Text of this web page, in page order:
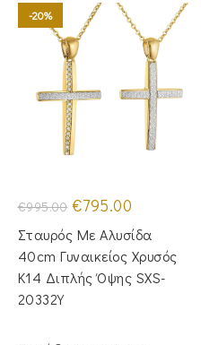
-20%
€995.00 Original
price
was:
€995.00.
€795.00
τιμή
είναι:
€795.00.
Σταυρός Με Αλυσίδα
40cm Γυναικείος Χρυσός
Κ14 Διπλής Όψης SXS-
20332Y